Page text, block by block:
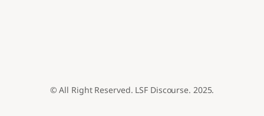
© All Right Reserved. LSF Discourse. 2025.